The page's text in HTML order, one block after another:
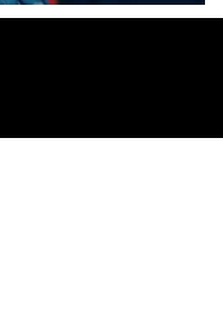
porque
de segmentación